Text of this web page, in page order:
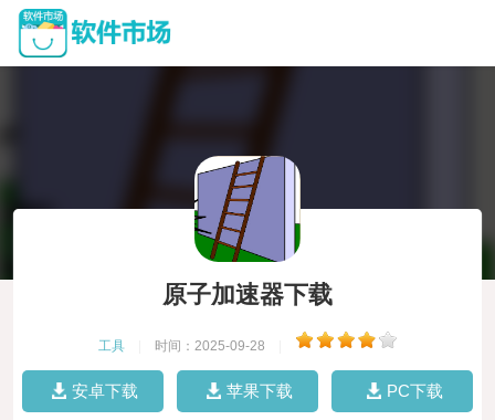
原子加速器下载
工具 时间：2025-09-28
安卓下载 苹果下载 PC下载